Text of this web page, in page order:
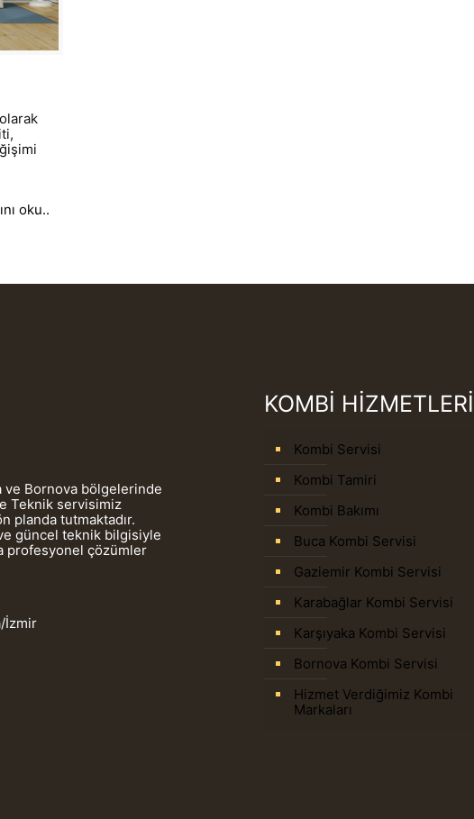
oku..
ve Bornova bölgelerinde
Teknik servisimiz
planda tutmaktadır.
güncel teknik bilgisiyle
profesyonel çözümler
İzmir
KOMBİ HİZMETLERİ
Kombi Servisi
Kombi Tamiri
Kombi Bakımı
Buca Kombi Servisi
Gaziemir Kombi Servisi
Karabağlar Kombi Servisi
Karşıyaka Kombi Servisi
Bornova Kombi Servisi
Hizmet Verdiğimiz Kombi
Markaları